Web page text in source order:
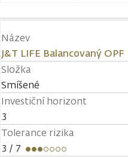
Název
J&T LIFE Balancovaný OPF
Složka
Smíšené
Investiční horizont
3
Tolerance rizika
3 / 7